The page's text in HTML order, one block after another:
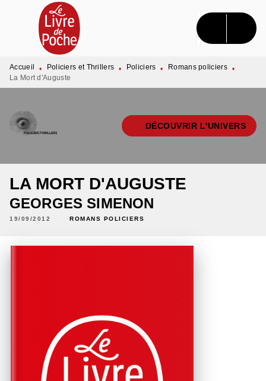
MENU RECHERCHE CONTENU
PIED DE PAGE
Accueil • Policiers et Thrillers • Policiers • Romans policiers •
La Mort d'Auguste
DÉCOUVRIR L'UNIVERS
LA MORT D'AUGUSTE
GEORGES SIMENON
19/09/2012 ROMANS POLICIERS